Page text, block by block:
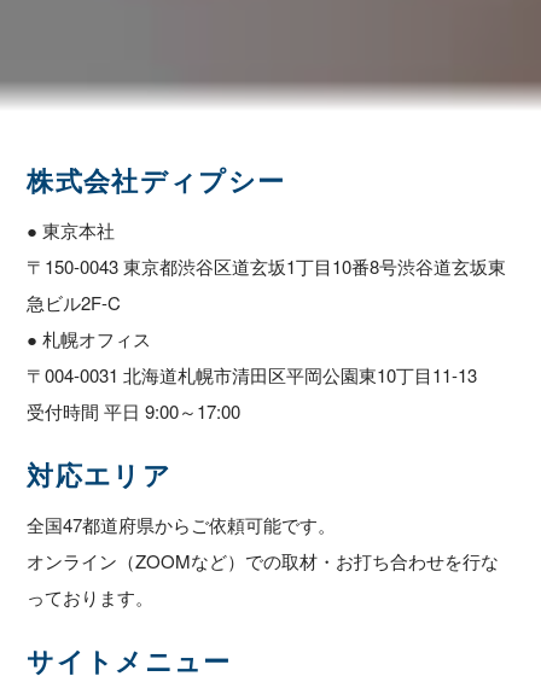
株式会社ディプシー
● 東京本社
〒150-0043 東京都渋谷区道玄坂1丁目10番8号渋谷道玄坂東
急ビル2F-C
● 札幌オフィス
〒004-0031 北海道札幌市清田区平岡公園東10丁目11-13
受付時間 平日 9:00～17:00
対応エリア
全国47都道府県からご依頼可能です。
オンライン（ZOOMなど）での取材・お打ち合わせを行な
っております。
サイトメニュー